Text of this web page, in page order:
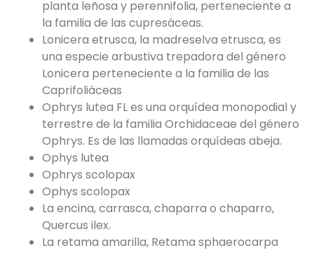
planta leñosa y perennifolia, perteneciente a
la familia de las cupresáceas.
Lonicera etrusca, la madreselva etrusca, es
una especie arbustiva trepadora del género
Lonicera perteneciente a la familia de las
Caprifoliáceas
Ophrys lutea FL es una orquídea monopodial y
terrestre de la familia Orchidaceae del género
Ophrys. Es de las llamadas orquídeas abeja.
Ophys lutea
Ophrys scolopax
Ophys scolopax
La encina, carrasca, chaparra o chaparro,
Quercus ilex.
La retama amarilla, Retama sphaerocarpa